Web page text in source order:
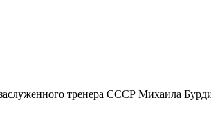
тренера СССР Михаила